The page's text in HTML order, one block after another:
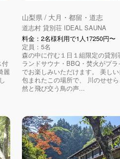
付
麗
山梨県 / 大月・都留・道志
道志村 貸別荘 IDEAL SAUNA
料金：2名様利用で1人17250円〜
定員：5名
森の中に佇む１日１組限定の貸別
ランドサウナ・BBQ・焚火がプ
でお楽しみいただけます。 美し
包まれたこの場所で、 川のせせ
然と飛び交う鳥の声...